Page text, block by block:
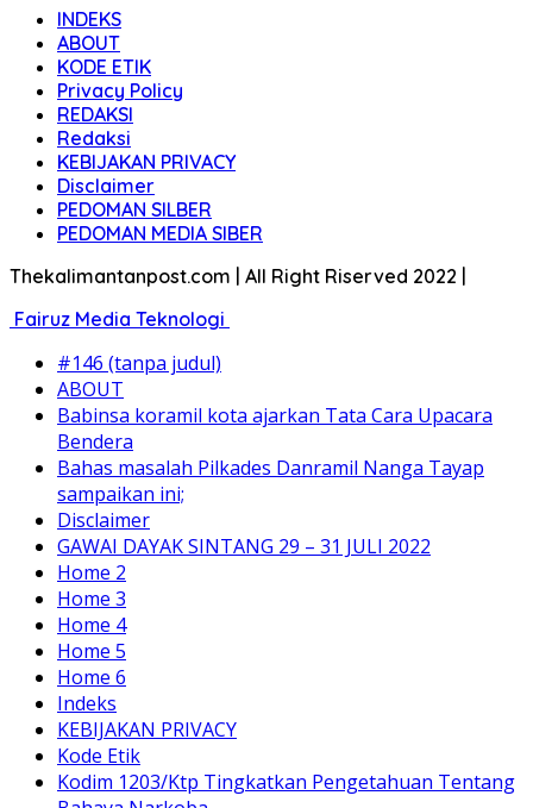
INDEKS
ABOUT
KODE ETIK
Privacy Policy
REDAKSI
Redaksi
KEBIJAKAN PRIVACY
Disclaimer
PEDOMAN SILBER
PEDOMAN MEDIA SIBER
Thekalimantanpost.com | All Right Riserved 2022 |
Fairuz Media Teknologi
#146 (tanpa judul)
ABOUT
Babinsa koramil kota ajarkan Tata Cara Upacara
Bendera
Bahas masalah Pilkades Danramil Nanga Tayap
sampaikan ini;
Disclaimer
GAWAI DAYAK SINTANG 29 – 31 JULI 2022
Home 2
Home 3
Home 4
Home 5
Home 6
Indeks
KEBIJAKAN PRIVACY
Kode Etik
Kodim 1203/Ktp Tingkatkan Pengetahuan Tentang